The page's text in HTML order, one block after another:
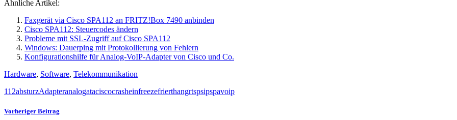
Ähnliche Artikel:
Faxgerät via Cisco SPA112 an FRITZ!Box 7490 anbinden
Cisco SPA112: Steuercodes ändern
Probleme mit SSL-Zugriff auf Cisco SPA112
Windows: Dauerping mit Protokollierung von Fehlern
Konfigurationshilfe für Analog-VoIP-Adapter von Cisco und Co.
Hardware, Software, Telekommunikation
112absturzAdapteranalogataciscocrasheinfreezefrierthangrtspsipspavoip
Vorheriger Beitrag